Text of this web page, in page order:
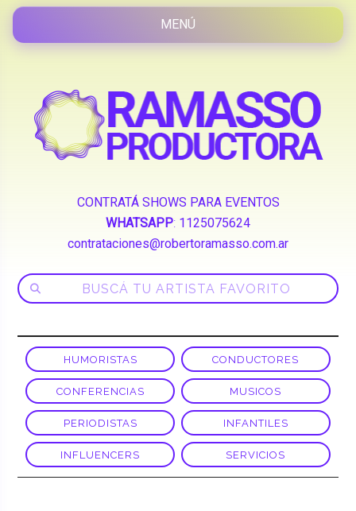
CONTRATÁ SHOWS PARA EVENTOS
WHATSAPP: 1125075624
contrataciones@robertoramasso.com.ar
HUMORISTAS CONDUCTORES
CONFERENCIAS MUSICOS
PERIODISTAS INFANTILES
INFLUENCERS SERVICIOS